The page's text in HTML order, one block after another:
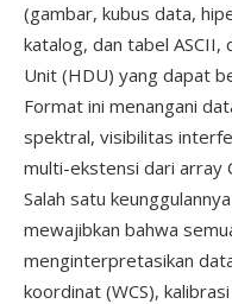
(gambar, kubus data,
katalog, dan tabel
Unit (HDU) yang dapat
Format ini menangani
spektral, visibilitas
multi-ekstensi dari array
Salah satu
mewajibkan bahwa
menginterpretasikan
koordinat (WCS),